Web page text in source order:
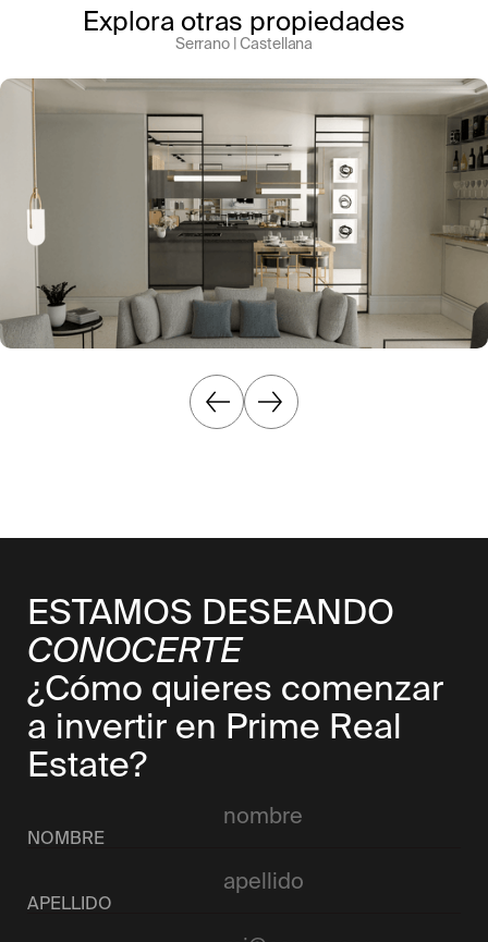
Explora otras propiedades
Serrano | Castellana
ESTAMOS DESEANDO
CONOCERTE
¿Cómo quieres comenzar
a invertir en Prime Real
Estate?
NOMBRE
APELLIDO